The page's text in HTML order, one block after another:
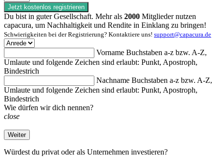
Jetzt kostenlos registrieren
Du bist in guter Gesellschaft. Mehr als 2000 Mitglieder nutzen
capacura, um Nachhaltigkeit und Rendite in Einklang zu bringen!
Schwierigkeiten bei der Registrierung? Kontaktiere uns! support@capacura.de
Vorname Buchstaben a-z bzw. A-Z,
Umlaute und folgende Zeichen sind erlaubt: Punkt, Apostroph,
Bindestrich
Nachname Buchstaben a-z bzw. A-Z,
Umlaute und folgende Zeichen sind erlaubt: Punkt, Apostroph,
Bindestrich
Wie dürfen wir dich nennen?
close
Weiter
Würdest du privat oder als Unternehmen investieren?